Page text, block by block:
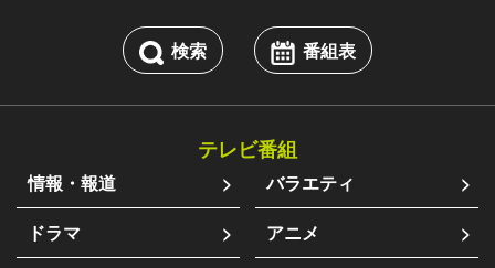
検索 番組表
テレビ番組
情報・報道
バラエティ
ドラマ
アニメ